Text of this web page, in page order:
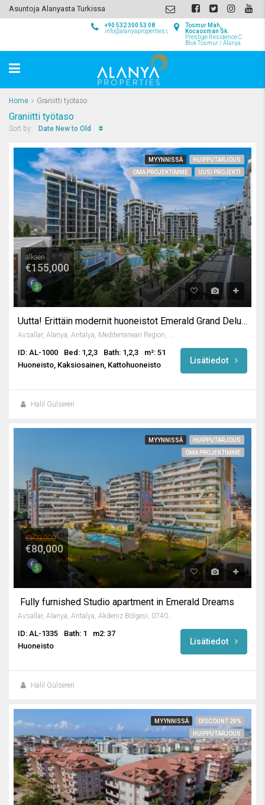
Asuntoja Alanyasta Turkissa
Tosmur Mah,
Kocaosman Sk.
Prestige Residence C
Blok Tosmur / Alanya
+90 532 300 53 08
info@alanyaproperties.com
Home Graniitti työtaso
Graniitti työtaso
Sort by: Date New to Old
MYYNNISSÄ
HUIPPUTARJOUS
OMA PROJEKTIMME
UUSI PROJEKTI
alkaen
€155,000
Uutta! Erittäin modernit huoneistot Emerald Grand Deluxe -huoneistossa
Avsallar, Alanya, Antalya, Mediterranean Region, Turkey
ID: AL-1000 Bed: 1,2,3 Bath: 1,2,3
m²: 51
Huoneisto, Kaksiosainen, Kattohuoneisto
Lisätiedot
Halil Gülseren
MYYNNISSÄ
HUIPPUTARJOUS
OMA PROJEKTIMME
€100,000
€80,000
Fully furnished Studio apartment in Emerald Dreams
ID: AL-1335 Bath: 1
m2: 37
Huoneisto
Lisätiedot
Halil Gülseren
MYYNNISSÄ
DISCOUNT 20%
HUIPPUTARJOUS